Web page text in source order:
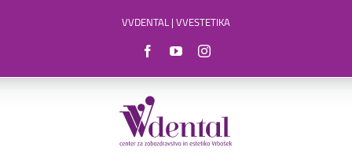
VVDENTAL | VVESTETIKA
FacebookYouTubeInstagram